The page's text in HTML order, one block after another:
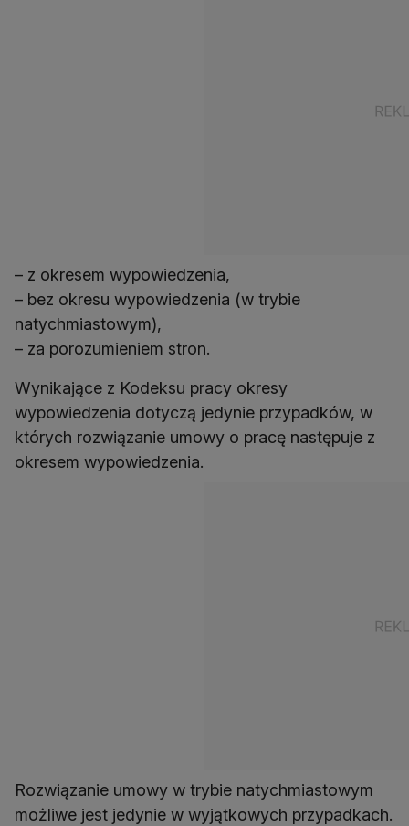
– z okresem wypowiedzenia,
– bez okresu wypowiedzenia (w trybie
natychmiastowym),
– za porozumieniem stron.
Wynikające z Kodeksu pracy okresy
wypowiedzenia dotyczą jedynie przypadków, w
których rozwiązanie umowy o pracę następuje z
okresem wypowiedzenia.
Rozwiązanie umowy w trybie natychmiastowym
możliwe jest jedynie w wyjątkowych przypadkach.